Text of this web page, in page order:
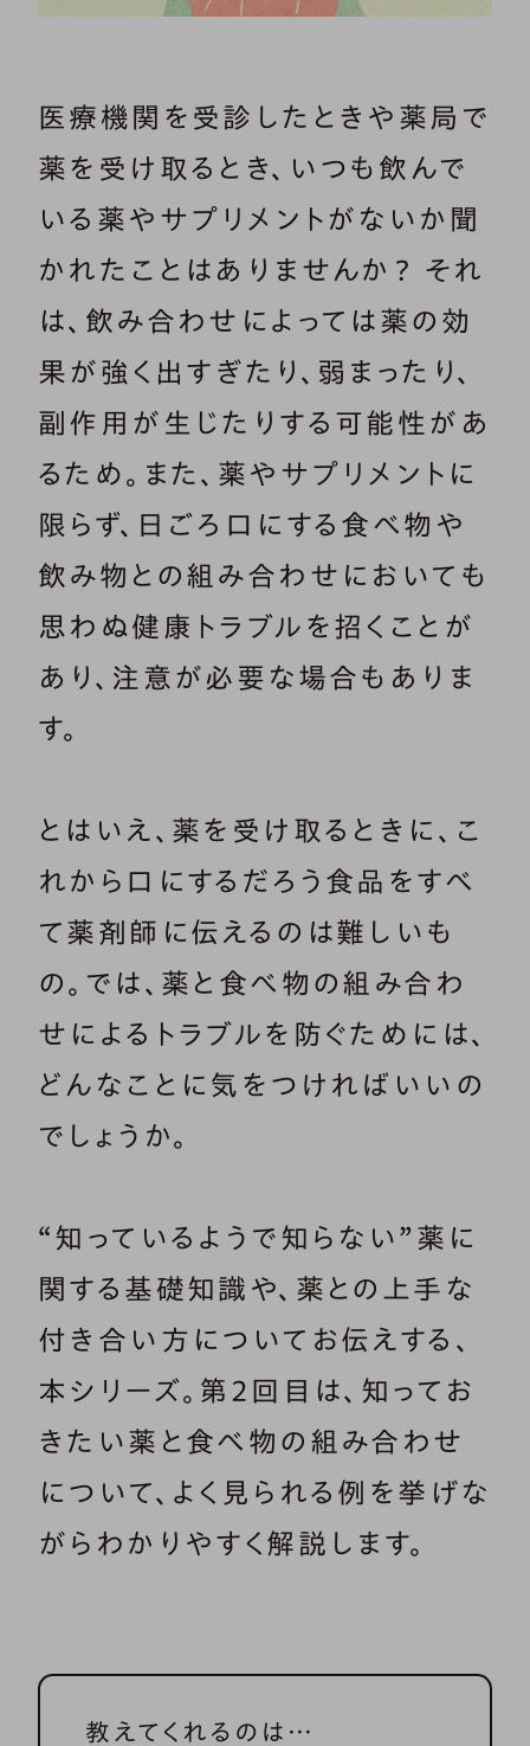
医療機関を受診したときや薬局で
薬を受け取るとき、いつも飲んで
いる薬やサプリメントがないか聞
かれたことはありませんか？ それ
は、飲み合わせによっては薬の効
果が強く出すぎたり、弱まったり、
副作用が生じたりする可能性があ
るため。また、薬やサプリメントに
限らず、日ごろ口にする食べ物や
飲み物との組み合わせにおいても
思わぬ健康トラブルを招くことが
あり、注意が必要な場合もありま
す。
とはいえ、薬を受け取るときに、こ
れから口にするだろう食品をすべ
て薬剤師に伝えるのは難しいも
の。では、薬と食べ物の組み合わ
せによるトラブルを防ぐためには、
どんなことに気をつければいいの
でしょうか。
“知っているようで知らない”薬に
関する基礎知識や、薬との上手な
付き合い方についてお伝えする、
本シリーズ。第２回目は、知ってお
きたい薬と食べ物の組み合わせ
について、よく見られる例を挙げな
がらわかりやすく解説します。
教えてくれるのは…